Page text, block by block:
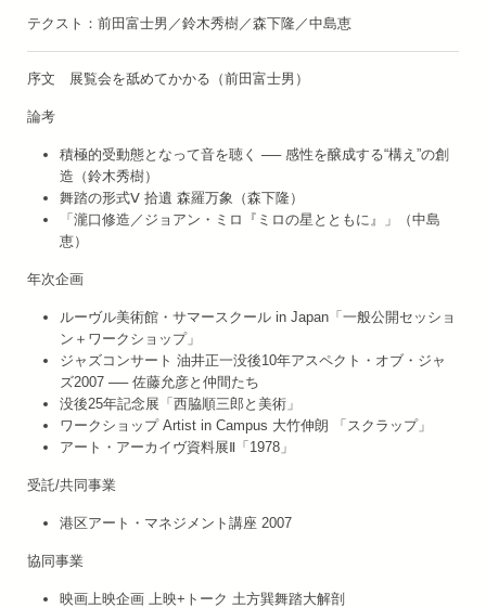
テクスト：前田富士男／鈴木秀樹／森下隆／中島恵
序文 展覧会を舐めてかかる（前田富士男）
論考
積極的受動態となって音を聴く ── 感性を醸成する“構え”の創
造（鈴木秀樹）
舞踏の形式Ⅴ 拾遺 森羅万象（森下隆）
「瀧口修造／ジョアン・ミロ『ミロの星とともに』」（中島
恵）
年次企画
ルーヴル美術館・サマースクール in Japan「一般公開セッショ
ン＋ワークショップ」
ジャズコンサート 油井正一没後10年アスペクト・オブ・ジャ
ズ2007 ── 佐藤允彦と仲間たち
没後25年記念展「西脇順三郎と美術」
ワークショップ Artist in Campus 大竹伸朗 「スクラップ」
アート・アーカイヴ資料展Ⅱ「1978」
受託/共同事業
港区アート・マネジメント講座 2007
協同事業
映画上映企画 上映+トーク 土方巽舞踏大解剖